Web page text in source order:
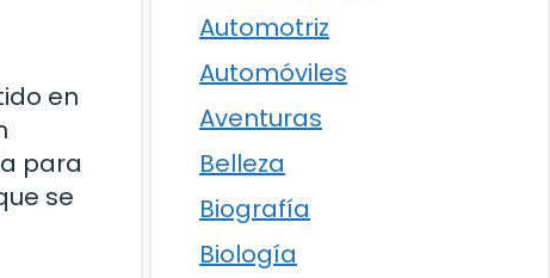
en
para
se
Automotriz
Automóviles
Aventuras
Belleza
Biografía
Biología